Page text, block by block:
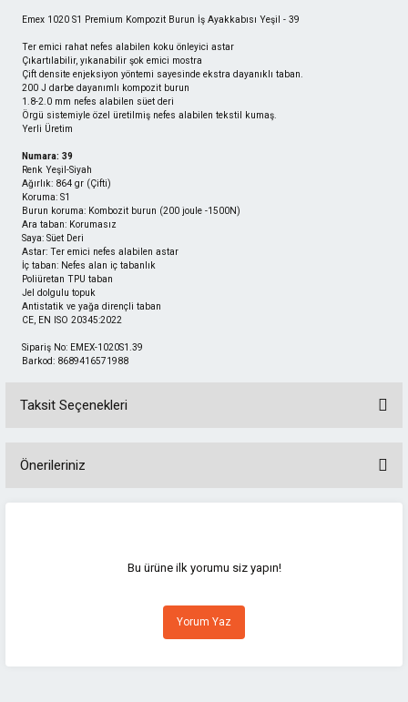
Emex 1020 S1 Premium Kompozit Burun İş Ayakkabısı Yeşil - 39
Ter emici rahat nefes alabilen koku önleyici astar
Çıkartılabilir, yıkanabilir şok emici mostra
Çift densite enjeksiyon yöntemi sayesinde ekstra dayanıklı taban.
200 J darbe dayanımlı kompozit burun
1.8-2.0 mm nefes alabilen süet deri
Örgü sistemiyle özel üretilmiş nefes alabilen tekstil kumaş.
Yerli Üretim
Numara: 39
Renk Yeşil-Siyah
Ağırlık: 864 gr (Çifti)
Koruma: S1
Burun koruma: Kombozit burun (200 joule -1500N)
Ara taban: Korumasız
Saya: Süet Deri
Astar: Ter emici nefes alabilen astar
İç taban: Nefes alan iç tabanlık
Poliüretan TPU taban
Jel dolgulu topuk
Antistatik ve yağa dirençli taban
CE, EN ISO 20345:2022
Sipariş No: EMEX-1020S1.39
Barkod: 8689416571988
Taksit Seçenekleri
Önerileriniz
Görüş ve önerileriniz için teşekkür ederiz.
Ürün resmi kalitesiz, bozuk veya görüntülenemiyor.
Ürün açıklamasında eksik bilgiler bulunuyor.
Bu ürüne ilk yorumu siz yapın!
Yorum Yaz